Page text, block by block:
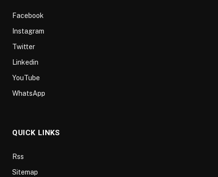
Facebook
Instagram
Twitter
Linkedin
YouTube
WhatsApp
QUICK LINKS
Rss
Sitemap